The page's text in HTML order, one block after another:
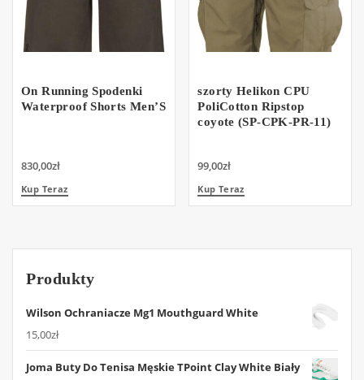
On Running Spodenki
Waterproof Shorts Men’S
830,00zł
Kup Teraz
szorty Helikon CPU
PoliCotton Ripstop
coyote (SP-CPK-PR-11)
99,00zł
Kup Teraz
Produkty
Wilson Ochraniacze Mg1 Mouthguard White
15,00zł
Joma Buty Do Tenisa Męskie TPoint Clay White Biały